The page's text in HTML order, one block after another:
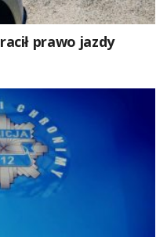
prawo jazdy